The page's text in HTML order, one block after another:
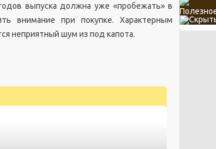
выпуска должна уже «пробежать» в
внимание при покупке. Характерным
неприятный шум из под капота.